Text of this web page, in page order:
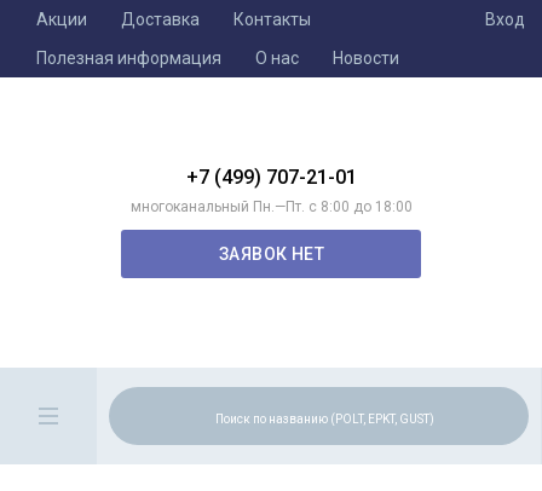
Акции Доставка
Контакты
Полезная информация
О нас Новости
Вход
+7 (499) 707-21-01
многоканальный Пн.—Пт. с 8:00 до 18:00
ЗАЯВОК НЕТ